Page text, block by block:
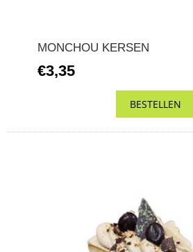
MONCHOU KERSEN
€3,35